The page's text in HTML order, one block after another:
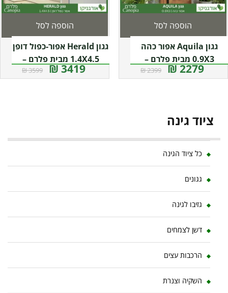
גגון Aquila אפור כהה
0.9X3 מבית פלרם –
Canopia
2279 ₪
2399 ₪
הוספה לסל
גגון Herald אפור-כפול דופן
1.4X4.5 מבית פלרם –
Canopia
3419 ₪
3599 ₪
הוספה לסל
ציוד גינה
כל ציוד הגינה
גגונים
גזיבו לגינה
דשן לצמחים
הרכבות עצים
השקיה וצנרת